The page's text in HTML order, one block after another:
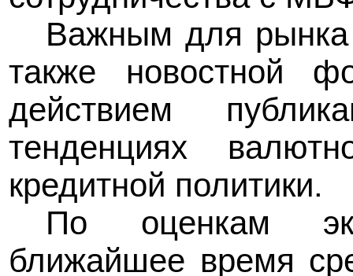
Важным для рынка
также новостной
действием
тенденциях
кредитной политики.
По оценкам
ближайшее время